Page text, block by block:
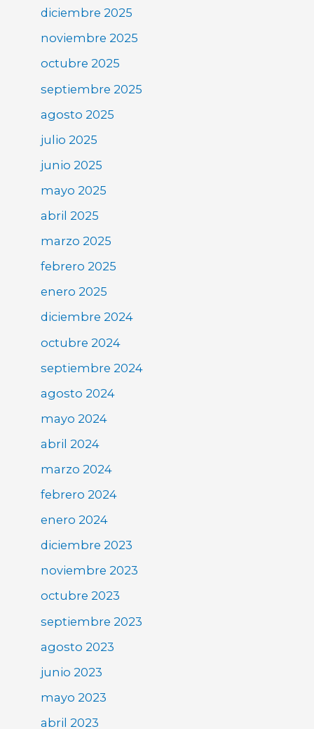
diciembre 2025
noviembre 2025
octubre 2025
septiembre 2025
agosto 2025
julio 2025
junio 2025
mayo 2025
abril 2025
marzo 2025
febrero 2025
enero 2025
diciembre 2024
octubre 2024
septiembre 2024
agosto 2024
mayo 2024
abril 2024
marzo 2024
febrero 2024
enero 2024
diciembre 2023
noviembre 2023
octubre 2023
septiembre 2023
agosto 2023
junio 2023
mayo 2023
abril 2023